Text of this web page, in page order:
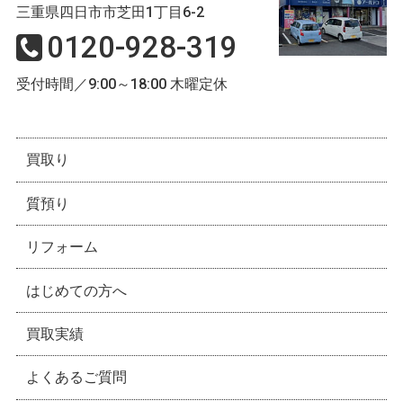
三重県四日市市芝田1丁目6-2
0120-928-319
受付時間／9:00～18:00 木曜定休
買取り
質預り
リフォーム
はじめての方へ
買取実績
よくあるご質問